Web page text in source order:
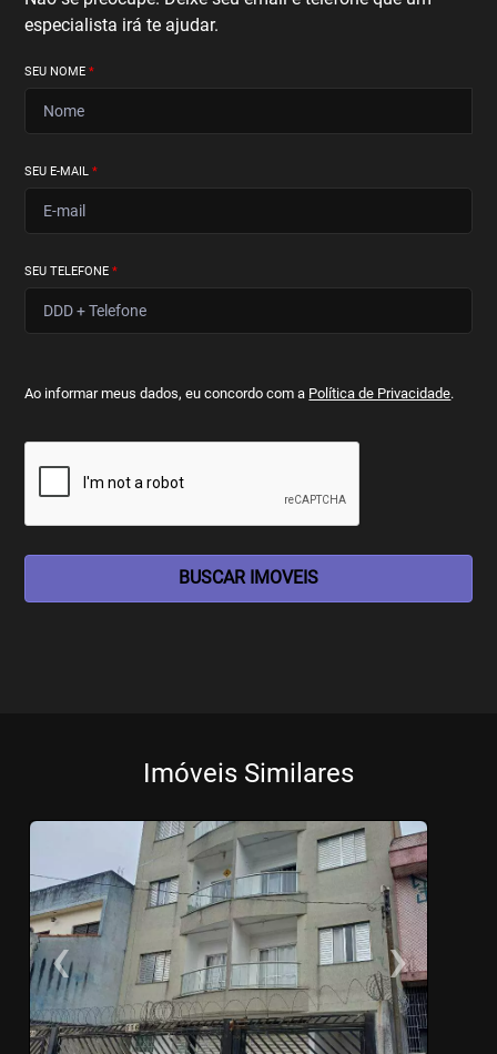
especialista irá te ajudar.
SEU NOME*
SEU E-MAIL*
SEU TELEFONE*
Ao informar meus dados, eu concordo com a Política de Privacidade.
BUSCAR IMOVEIS
Imóveis Similares
‹
Previous
›